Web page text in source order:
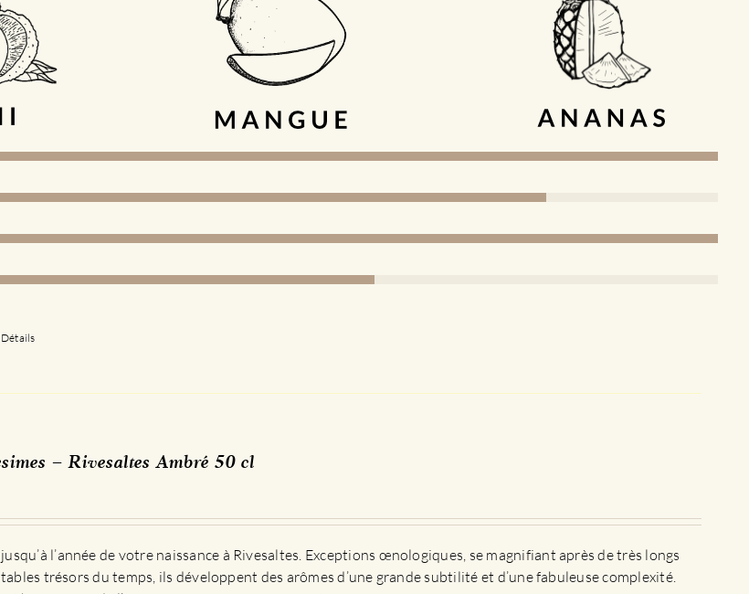
Détails
– Rivesaltes Ambré 50 cl
l’année de votre naissance à Rivesaltes. Exceptions œnologiques, se magnifiant après de très longs
trésors du temps, ils développent des arômes d’une grande subtilité et d’une fabuleuse complexité.